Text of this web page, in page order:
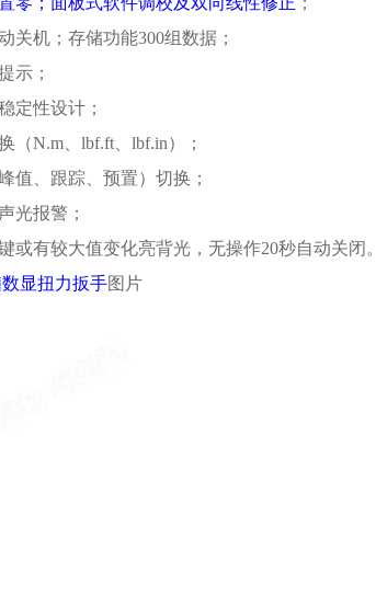
关机；存储功能300组数据；
示；
定性设计；
（N.m、lbf.ft、lbf.in）；
值、跟踪、预置）切换；
光报警；
或有较大值变化亮背光，无操作20秒自动关闭。
显扭力扳手图片